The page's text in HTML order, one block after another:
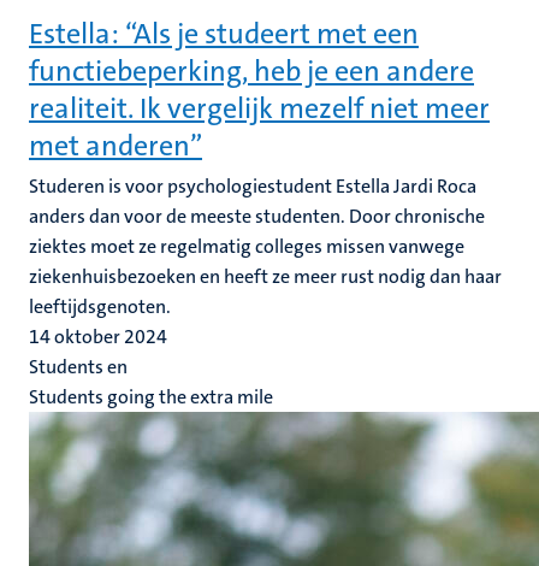
Estella: “Als je studeert met een
functiebeperking, heb je een andere
realiteit. Ik vergelijk mezelf niet meer
met anderen”
Studeren is voor psychologiestudent Estella Jardi Roca
anders dan voor de meeste studenten. Door chronische
ziektes moet ze regelmatig colleges missen vanwege
ziekenhuisbezoeken en heeft ze meer rust nodig dan haar
leeftijdsgenoten.
14 oktober 2024
Students en
Students going the extra mile